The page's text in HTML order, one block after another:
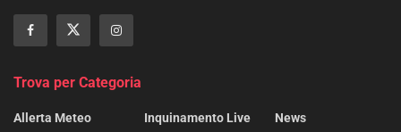
Trova per Categoria
Allerta Meteo
Inquinamento Live
News